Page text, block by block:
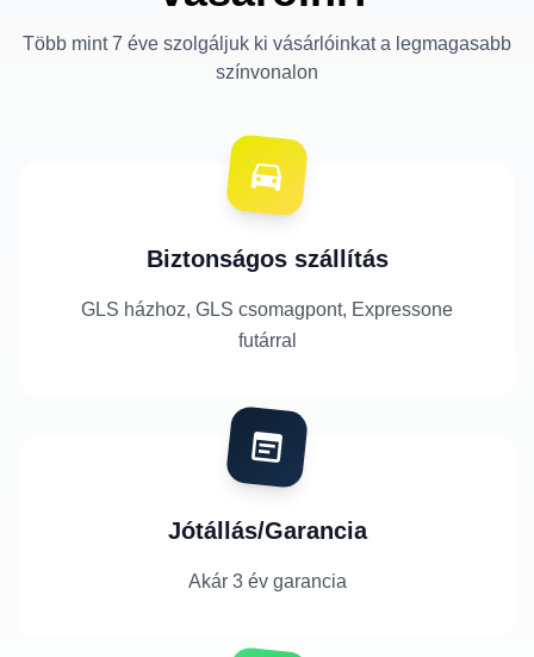
Több mint 7 éve szolgáljuk ki vásárlóinkat a legmagasabb
színvonalon
Biztonságos szállítás
GLS házhoz, GLS csomagpont, Expressone
futárral
Jótállás/Garancia
Akár 3 év garancia